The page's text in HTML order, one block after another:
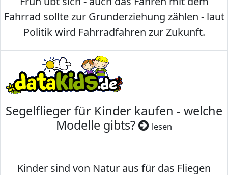
Fahrrad sollte zur Grunderziehung zählen - laut
Politik wird Fahrradfahren zur Zukunft.
Segelflieger für Kinder kaufen - welche
Modelle gibts?
lesen
Kinder sind von Natur aus für das Fliegen